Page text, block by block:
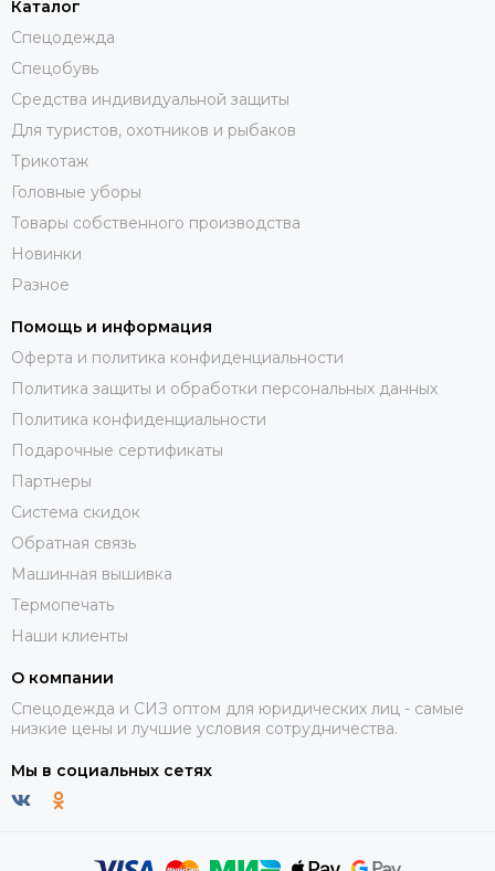
Каталог
Спецодежда
Спецобувь
Средства индивидуальной защиты
Для туристов, охотников и рыбаков
Трикотаж
Головные уборы
Товары собственного производства
Новинки
Разное
Помощь и информация
Оферта и политика конфиденциальности
Политика защиты и обработки персональных данных
Политика конфиденциальности
Подарочные сертификаты
Партнеры
Система скидок
Обратная связь
Машинная вышивка
Термопечать
Наши клиенты
О компании
Спецодежда и СИЗ оптом для юридических лиц - самые
низкие цены и лучшие условия сотрудничества.
Мы в социальных сетях